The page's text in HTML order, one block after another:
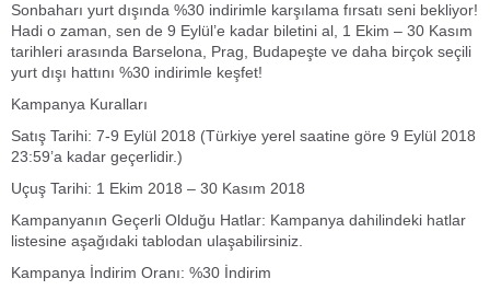
Sonbaharı yurt dışında %30 indirimle karşılama fırsatı seni bekliyor!
Hadi o zaman, sen de 9 Eylül’e kadar biletini al, 1 Ekim – 30 Kasım
tarihleri arasında Barselona, Prag, Budapeşte ve daha birçok seçili
yurt dışı hattını %30 indirimle keşfet!
Kampanya Kuralları
Satış Tarihi: 7-9 Eylül 2018 (Türkiye yerel saatine göre 9 Eylül 2018
23:59’a kadar geçerlidir.)
Uçuş Tarihi: 1 Ekim 2018 – 30 Kasım 2018
Kampanyanın Geçerli Olduğu Hatlar: Kampanya dahilindeki hatlar
listesine aşağıdaki tablodan ulaşabilirsiniz.
Kampanya İndirim Oranı: %30 İndirim